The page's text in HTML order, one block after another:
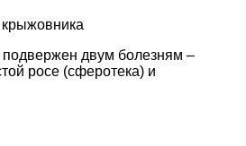
двум болезням –
росе (сферотека) и